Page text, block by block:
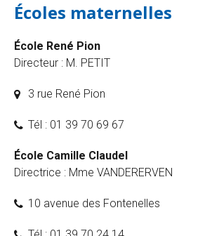
Écoles maternelles
École René Pion
Directeur : M. PETIT
3 rue René Pion
Tél : 01 39 70 69 67
École Camille Claudel
Directrice : Mme VANDERERVEN
10 avenue des Fontenelles